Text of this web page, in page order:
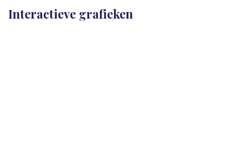
Interactieve grafieken